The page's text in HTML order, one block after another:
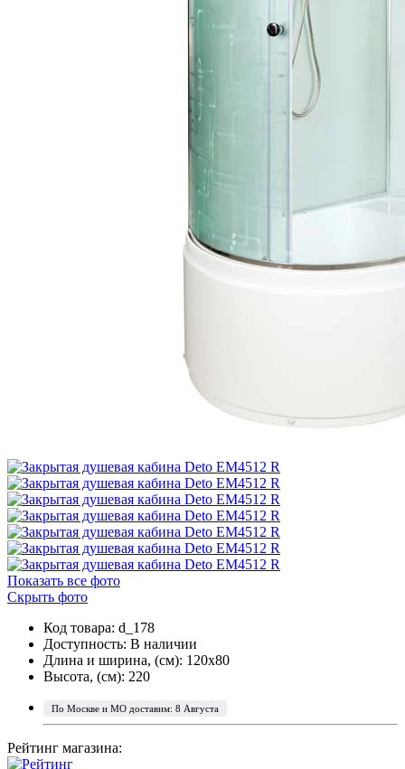
Показать все фото
Скрыть фото
Код товара: d_178
Доступность: В наличии
Длина и ширина, (см): 120x80
Высота, (см): 220
По Москве и МО доставим: 8 Августа
Рейтинг магазина: